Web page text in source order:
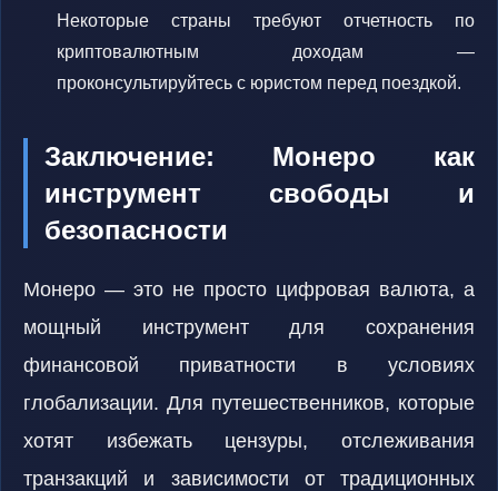
Некоторые страны требуют отчетность по
криптовалютным доходам —
проконсультируйтесь с юристом перед поездкой.
Заключение: Монеро как
инструмент свободы и
безопасности
Монеро — это не просто цифровая валюта, а
мощный инструмент для сохранения
финансовой приватности в условиях
глобализации. Для путешественников, которые
хотят избежать цензуры, отслеживания
транзакций и зависимости от традиционных